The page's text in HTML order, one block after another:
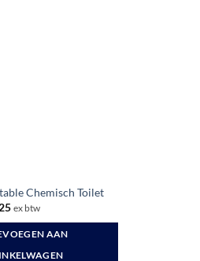
Chemisch Toilet
Huidige
is:
€ 64,25.
ex btw
AAN